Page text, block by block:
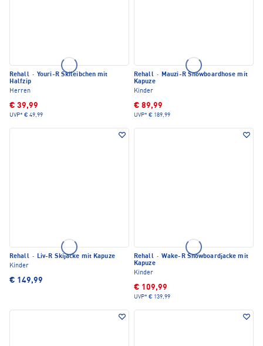
Rehall · Youri-R Skileibchen mit
Halfzip
Herren
€ 39,99
UVP* € 49,99
Rehall · Mauzi-R Snowboardhose mit
Kapuze
Kinder
€ 89,99
UVP* € 189,99
Rehall · Liv-R Skijacke mit Kapuze
Kinder
€ 149,99
Rehall · Wake-R Snowboardjacke mit
Kapuze
Kinder
€ 109,99
UVP* € 139,99